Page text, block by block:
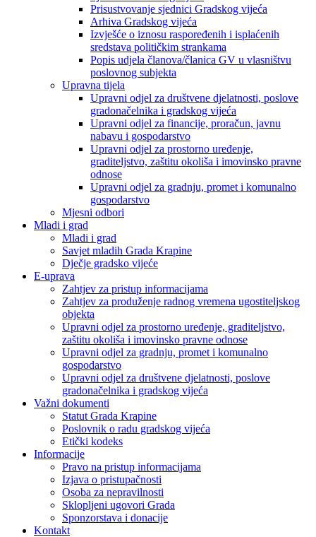
Prisustvovanje sjednici Gradskog vijeća
Arhiva Gradskog vijeća
Izvješće o iznosu raspoređenih i isplaćenih
sredstava političkim strankama
Popis udjela članova/članica GV u vlasništvu
poslovnog subjekta
Upravna tijela
Upravni odjel za društvene djelatnosti, poslove
gradonačelnika i gradskog vijeća
Upravni odjel za financije, proračun, javnu
nabavu i gospodarstvo
Upravni odjel za prostorno uređenje,
graditeljstvo, zaštitu okoliša i imovinsko pravne
odnose
Upravni odjel za gradnju, promet i komunalno
gospodarstvo
Mjesni odbori
Mladi i grad
Mladi i grad
Savjet mladih Grada Krapine
Dječje gradsko vijeće
E-uprava
Zahtjev za pristup informacijama
Zahtjev za produženje radnog vremena ugostiteljskog
objekta
Upravni odjel za prostorno uređenje, graditeljstvo,
zaštitu okoliša i imovinsko pravne odnose
Upravni odjel za gradnju, promet i komunalno
gospodarstvo
Upravni odjel za društvene djelatnosti, poslove
gradonačelnika i gradskog vijeća
Važni dokumenti
Statut Grada Krapine
Poslovnik o radu gradskog vijeća
Etički kodeks
Informacije
Pravo na pristup informacijama
Izjava o pristupačnosti
Osoba za nepravilnosti
Sklopljeni ugovori Grada
Sponzorstava i donacije
Kontakt